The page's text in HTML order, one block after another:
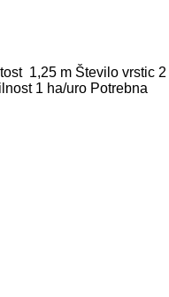
1,25 m Število vrstic 2
1 ha/uro Potrebna